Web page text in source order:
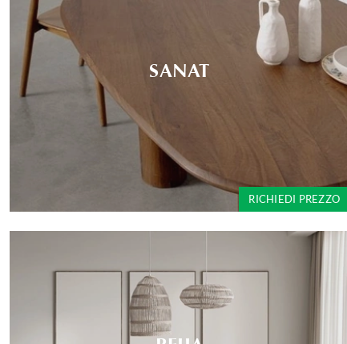
SANAT
RICHIEDI PREZZO